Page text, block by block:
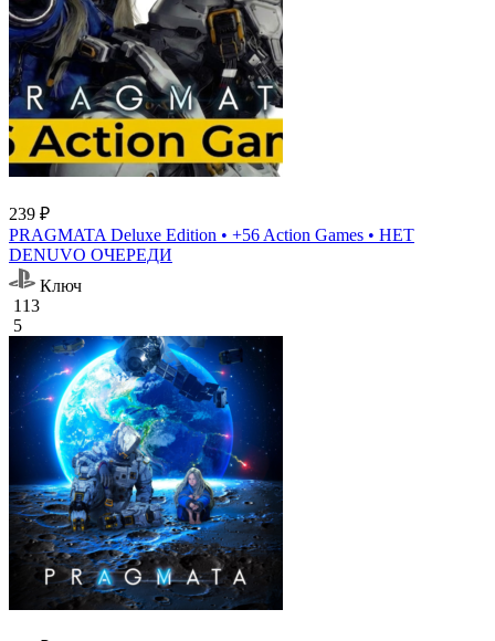
239 ₽
PRAGMATA Deluxe Edition • +56 Action Games • НЕТ
DENUVO ОЧЕРЕДИ
Ключ
113
5